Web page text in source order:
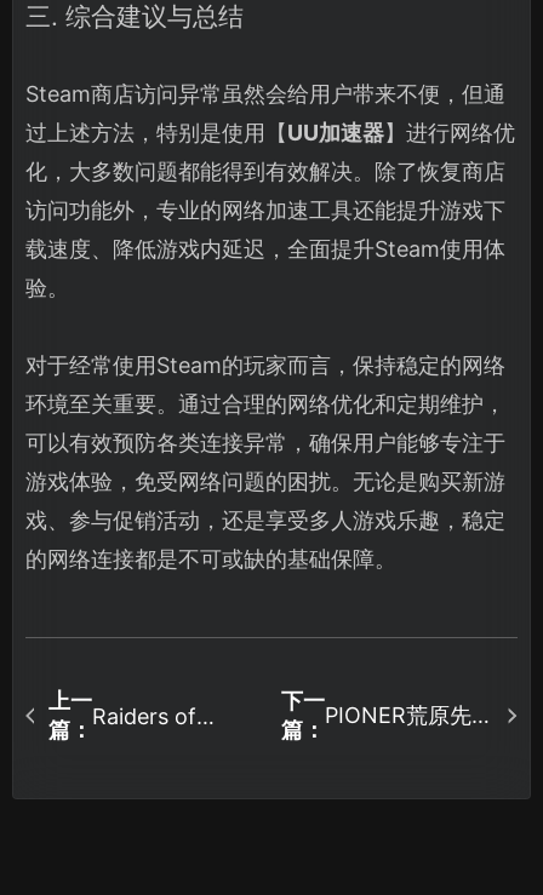
三. 综合建议与总结
Steam商店访问异常虽然会给用户带来不便，但通
过上述方法，特别是使用【UU加速器】进行网络优
化，大多数问题都能得到有效解决。除了恢复商店
访问功能外，专业的网络加速工具还能提升游戏下
载速度、降低游戏内延迟，全面提升Steam使用体
验。
对于经常使用Steam的玩家而言，保持稳定的网络
环境至关重要。通过合理的网络优化和定期维护，
可以有效预防各类连接异常，确保用户能够专注于
游戏体验，免受网络问题的困扰。无论是购买新游
戏、参与促销活动，还是享受多人游戏乐趣，稳定
的网络连接都是不可或缺的基础保障。
上一
篇：
Raiders of
南！
下一
篇：
PIONER荒原先驱
析！